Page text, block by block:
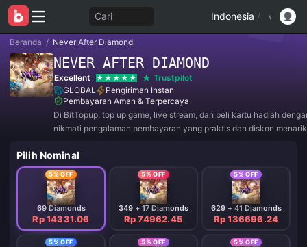
Cari Indonesia /
Beranda / Never After Diamond
NEVER AFTER DIAMOND
Excellent
Trustpilot
GLOBAL
Pengiriman Instan
Pembayaran Aman & Terpercaya
Di BitTopup, top up game, live stream, dan beli kartu hadiah
nikmati pengalaman pembayaran yang praktis dan diskon
Pilih Nominal
5% OFF
69 Diamonds
Rp 14331.06
5% OFF
349 + 17 Diamonds
Rp 74962.45
5% OFF
629 + 41 Diamonds
Rp 136696.24
5% OFF 5% OFF 5% OFF